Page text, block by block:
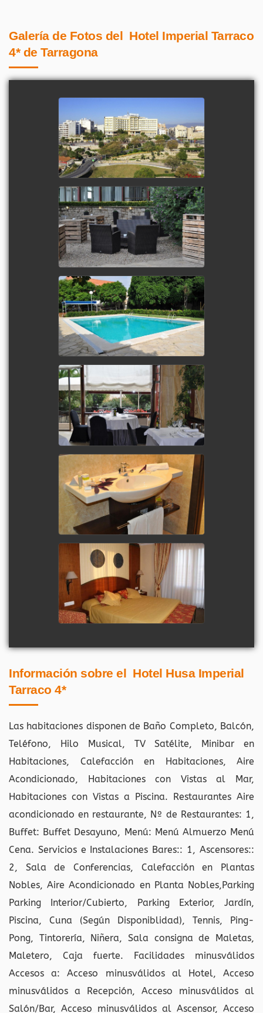
Galería de Fotos del Hotel Imperial Tarraco
4* de Tarragona
Información sobre el Hotel Husa Imperial
Tarraco 4*
Las habitaciones disponen de Baño Completo, Balcón,
Teléfono, Hilo Musical, TV Satélite, Minibar en
Habitaciones, Calefacción en Habitaciones, Aire
Acondicionado, Habitaciones con Vistas al Mar,
Habitaciones con Vistas a Piscina. Restaurantes Aire
acondicionado en restaurante, Nº de Restaurantes: 1,
Buffet: Buffet Desayuno, Menú: Menú Almuerzo Menú
Cena. Servicios e Instalaciones Bares:: 1, Ascensores::
2, Sala de Conferencias, Calefacción en Plantas
Nobles, Aire Acondicionado en Planta Nobles,Parking
Parking Interior/Cubierto, Parking Exterior, Jardín,
Piscina, Cuna (Según Disponiblidad), Tennis, Ping-
Pong, Tintorería, Niñera, Sala consigna de Maletas,
Maletero, Caja fuerte. Facilidades minusválidos
Accesos a: Acceso minusválidos al Hotel, Acceso
minusválidos a Recepción, Acceso minusválidos al
Salón/Bar, Acceso minusválidos al Ascensor, Acceso